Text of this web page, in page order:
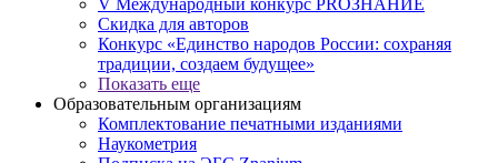
Скидка для авторов
Конкурс «Единство народов России: сохраняя
традиции, создаем будущее»
Показать еще
Образовательным организациям
Комплектование печатными изданиями
Наукометрия